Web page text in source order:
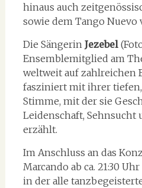
hinaus auch
sowie dem Tango Nuevo
Die Sängerin Jezebel
Ensemblemitglied am
weltweit auf zahlreichen
fasziniert mit ihrer
Stimme, mit der sie
Leidenschaft, Sehnsucht
erzählt.
Im Anschluss an das
Marcando ab ca. 21:30
in der alle